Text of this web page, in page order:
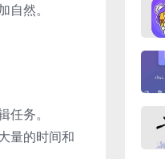
然。
务。
量的时间和